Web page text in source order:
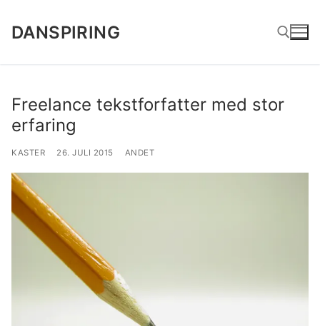
DANSPIRING
Freelance tekstforfatter med stor
erfaring
KASTER 26. JULI 2015 ANDET